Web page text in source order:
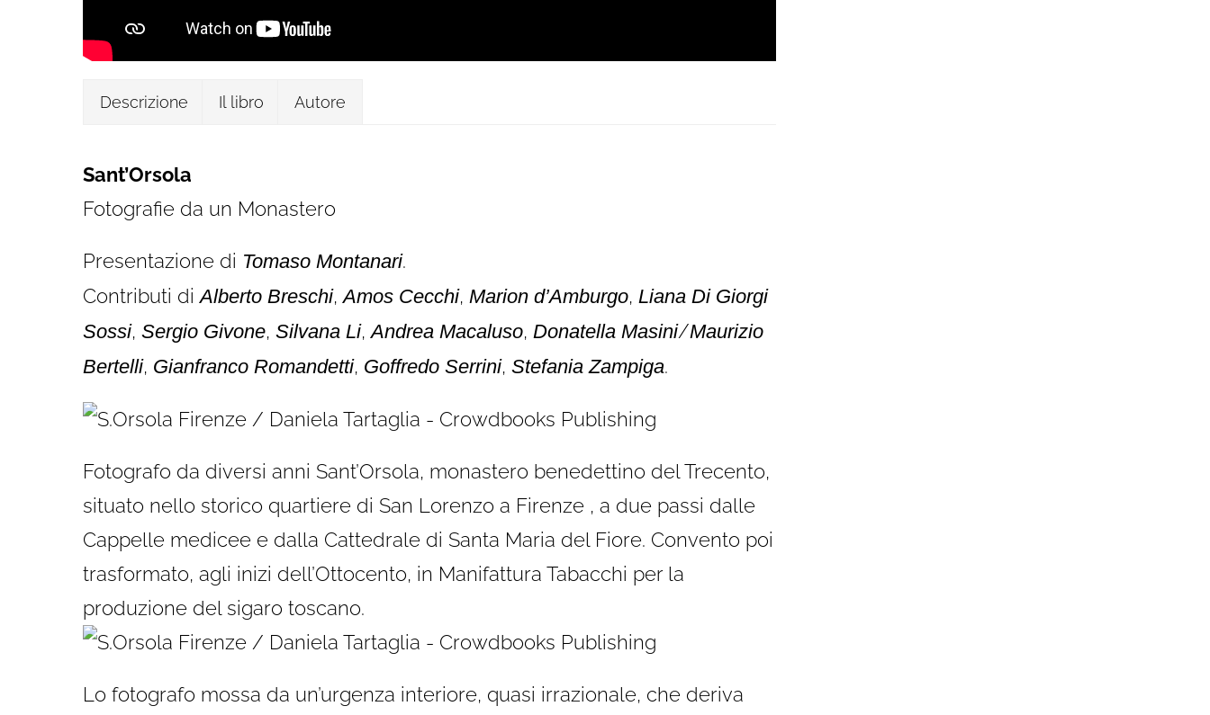
Descrizione Il libro Autore
Sant’Orsola
Fotografie da un Monastero
Presentazione di Tomaso Montanari.
Contributi diAlberto Breschi,Amos Cecchi, Marion d’Amburgo, Liana Di Giorgi
Sossi, Sergio Givone, Silvana Li,Andrea Macaluso, Donatella Masini/Maurizio
Bertelli, Gianfranco Romandetti, Goffredo Serrini, Stefania Zampiga.
Fotografo da diversi anni Sant’Orsola, monastero benedettino del Trecento,
situato nello storico quartiere di San Lorenzo a Firenze , a due passi dalle
Cappelle medicee e dalla Cattedrale di Santa Maria del Fiore. Convento poi
trasformato, agli inizi dell’Ottocento, in Manifattura Tabacchi per la
produzione del sigaro toscano.
Lo fotografo mossa da un’urgenza interiore, quasi irrazionale, che deriva